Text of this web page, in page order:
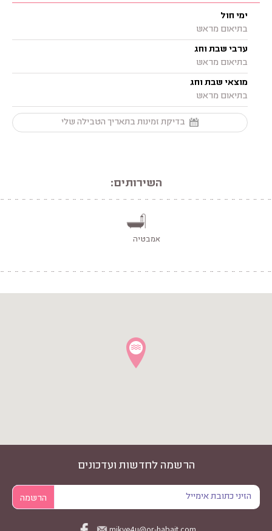
ימי חול
בתיאום מראש
ערבי שבת וחג
בתיאום מראש
מוצאי שבת וחג
בתיאום מראש
בדיקת זמינות בתאריך הטבילה שלי
השירותים:
אמבטיה
הרשמה לחדשות ועדכונים